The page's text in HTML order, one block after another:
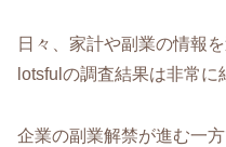
日々、家計や副業の情報
lotsfulの調査結果は非常に
企業の副業解禁が進む一